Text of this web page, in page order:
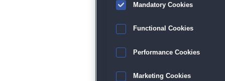
Mandatory Cookies
Functional Cookies
Performance Cookies
Marketing Cookies